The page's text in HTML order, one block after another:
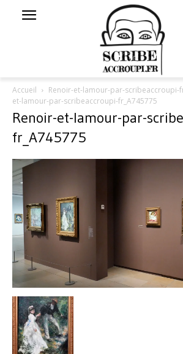
Accueil Renoir-et-lamour-par-scribeaccroupi-
et-lamour-par-scribeaccroupi-fr_A745775
Renoir-et-lamour-par-
fr_A745775